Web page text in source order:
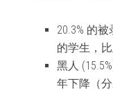
20.3% 的
的学生，
黑人
年下降（分